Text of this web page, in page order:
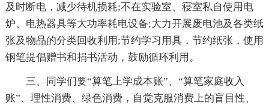
及时断电，减少待机损耗;不在实验室、寝室私自使用电
炉、电热器具等大功率耗电设备;大力开展废电池及各类纸
张及物品的分类回收利用;节约学习用具，节约纸张，使用
钢笔提倡赠书和捐书活动，鼓励循环利用。
三、同学们要“算笔上学成本账”、“算笔家庭收入
账”、理性消费、绿色消费，自觉克服消费上的盲目性、